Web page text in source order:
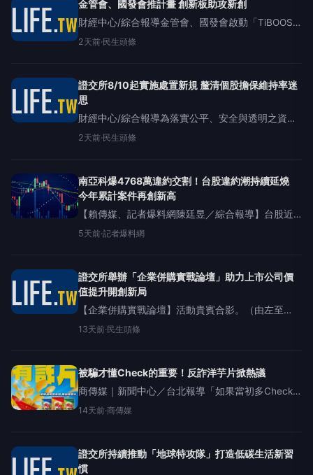
金管會、國發會推計畫 創新板助攻新創
財經中心/綜合報導金管會、國發會啟動「TiBOOST
創新大步計畫」徵件臺灣創新板(tib-創)助攻新創成
十大建設」政策，金
2天前·民生頭條
證交所8/10起實施處置新規 釐清個股擔保維持率迷
思
財經中心/綜合報導為落實公平、安全與透明之資本
市場管理原則，臺灣證券交易所宣布自115年8月10
與撮合時間。同時，針對
2天前·民生頭條
南亞科爆4768萬違約交割！台股違約潮持續延燒
今年累計案件再創新高
【賴傳媒、記者爆料網陳廷昱／綜合報導】台股近
期劇烈震盪，違約交割案件持續增加。臺灣證券交
商分點通報鉅額違約交割，金額達4768.05萬元，成
為今
5天前·記者爆料網
證交所舉辦「企業併購實戰論壇」助力上市公司價
值提升開創新局
【企業併購實戰論壇】活動貴賓合影。（由左至
右）保瑞藥業股份有限公司盛保熙董事長、台灣產
所李愛玲總經理及佳世達科技股份有限公司陳其宏
13天前·民生頭條
被騙才懂Check的重要！反詐洋芋片掀熱議
商傳媒｜新聞中心／台北報導「如果當初多Check
一下，是不是就不會被騙了？」近年詐騙案件頻
假投資、假交友等經驗，也讓「如何提高反詐警
覺」成為網路熱門
14天前·商傳媒
證交所持續推動「地球特攻隊」打造低碳生活新習
慣